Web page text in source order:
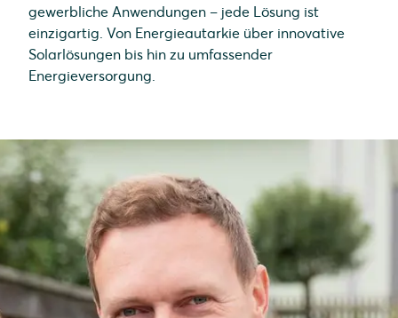
gewerbliche Anwendungen – jede Lösung ist
einzigartig. Von Energieautarkie über innovative
Solarlösungen bis hin zu umfassender
Energieversorgung.